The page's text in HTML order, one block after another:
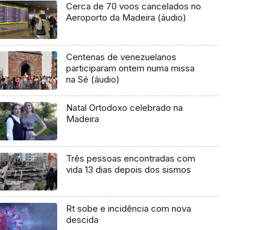
Cerca de 70 voos cancelados no
Aeroporto da Madeira (áudio)
Centenas de venezuelanos
participaram ontem numa missa
na Sé (áudio)
Natal Ortodoxo celebrado na
Madeira
Três pessoas encontradas com
vida 13 dias depois dos sismos
Rt sobe e incidência com nova
descida